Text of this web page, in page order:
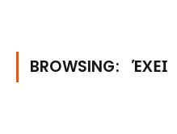
BROWSING: ΈΧΕΙ